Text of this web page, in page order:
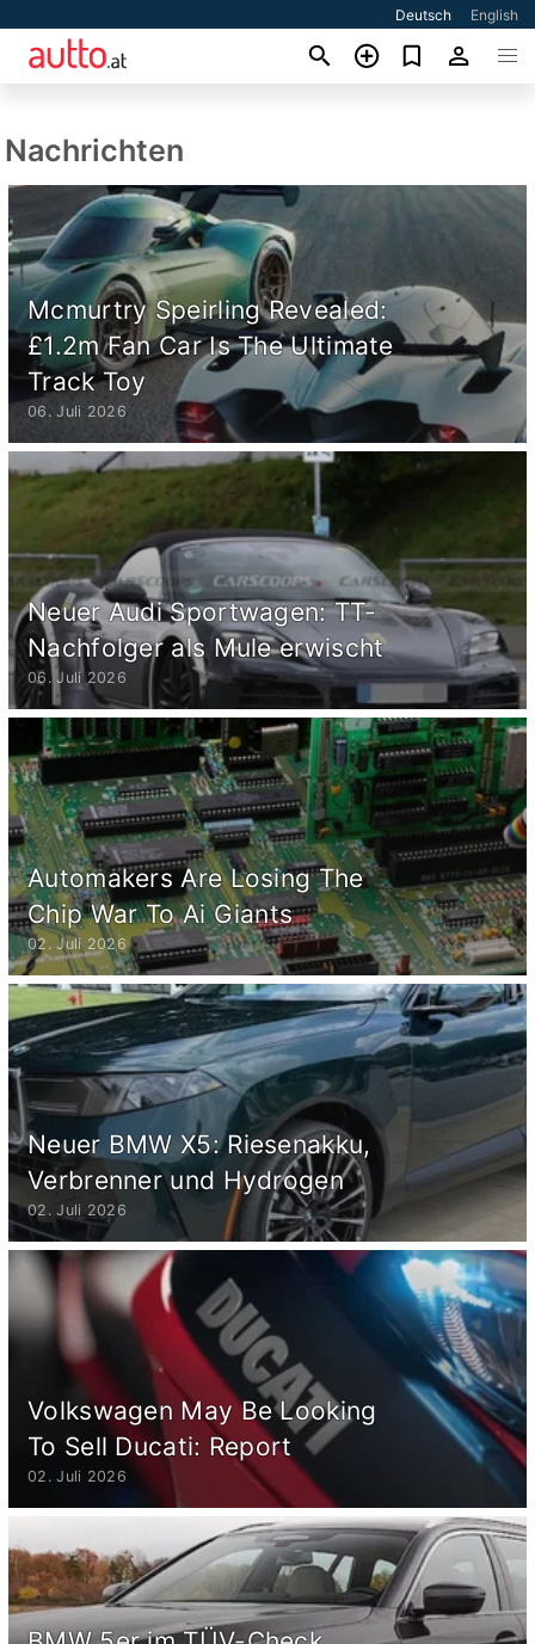
Deutsch English
Nachrichten
Mcmurtry Speirling Revealed:
£1.2m Fan Car Is The Ultimate
Track Toy
06. Juli 2026
Neuer Audi Sportwagen: TT-
Nachfolger als Mule erwischt
06. Juli 2026
Automakers Are Losing The
Chip War To Ai Giants
02. Juli 2026
Neuer BMW X5: Riesenakku,
Verbrenner und Hydrogen
02. Juli 2026
Volkswagen May Be Looking
To Sell Ducati: Report
02. Juli 2026